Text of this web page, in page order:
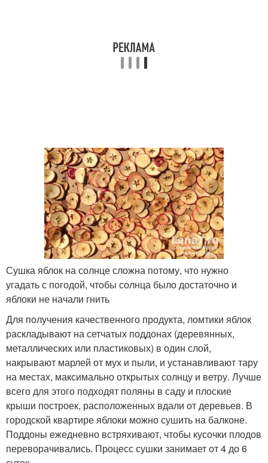
Сушка яблок на солнце сложна потому, что нужно
угадать с погодой, чтобы солнца было достаточно и
яблоки не начали гнить
Для получения качественного продукта, ломтики яблок
раскладывают на сетчатых поддонах (деревянных,
металлических или пластиковых) в один слой,
накрывают марлей от мух и пыли, и устанавливают тару
на местах, максимально открытых солнцу и ветру. Лучше
всего для этого подходят поляны в саду и плоские
крыши построек, расположенных вдали от деревьев. В
городской квартире яблоки можно сушить на балконе.
Поддоны ежедневно встряхивают, чтобы кусочки плодов
переворачивались. Процесс сушки занимает от 4 до 6